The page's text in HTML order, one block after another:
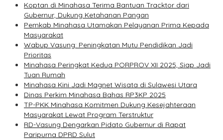
Koptan di Minahasa Terima Bantuan Tracktor dari
Gubernur, Dukung Ketahanan Pangan
Pemkab Minahasa Utamakan Pelayanan Prima Kepada
Masyarakat
Wabup Vasung: Peningkatan Mutu Pendidikan Jadi
Prioritas
Minahasa Peringkat Kedua PORPROV XII 2025, Siap Jadi
Tuan Rumah
Minahasa Kini Jadi Magnet Wisata di Sulawesi Utara
Dinas Perkim Minahasa Bahas RP3KP 2025
TP-PKK Minahasa Komitmen Dukung Kesejahteraan
Masyarakat Lewat Program Terstruktur
RD-Vasung Dengarkan Pidato Gubernur di Rapat
Paripurna DPRD Sulut